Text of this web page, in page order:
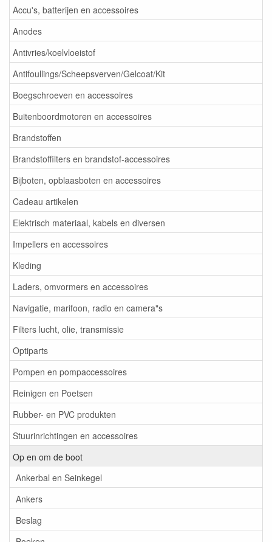
Accu's, batterijen en accessoires
Anodes
Antivries/koelvloeistof
Antifoullings/Scheepsverven/Gelcoat/Kit
Boegschroeven en accessoires
Buitenboordmotoren en accessoires
Brandstoffen
Brandstoffilters en brandstof-accessoires
Bijboten, opblaasboten en accessoires
Cadeau artikelen
Elektrisch materiaal, kabels en diversen
Impellers en accessoires
Kleding
Laders, omvormers en accessoires
Navigatie, marifoon, radio en camera"s
Filters lucht, olie, transmissie
Optiparts
Pompen en pompaccessoires
Reinigen en Poetsen
Rubber- en PVC produkten
Stuurinrichtingen en accessoires
Op en om de boot
Ankerbal en Seinkegel
Ankers
Beslag